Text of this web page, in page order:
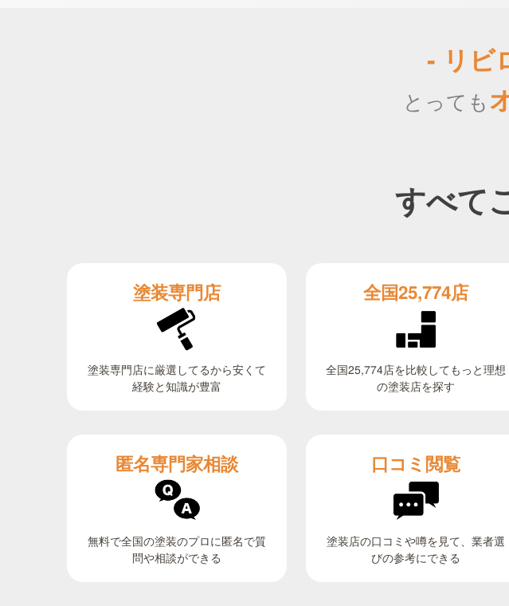
- リビ
とっても
すべて
塗装専門店
塗装専門店に厳選してるから安くて
経験と知識が豊富
全国25,774店
全国25,774店を比較してもっと理想
の塗装店を探す
匿名専門家相談
無料で全国の塗装のプロに匿名で質
問や相談ができる
口コミ閲覧
塗装店の口コミや噂を見て、業者選
びの参考にできる